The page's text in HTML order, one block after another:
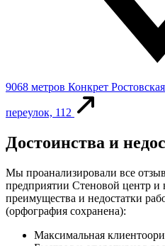
9068 метров Конкрет
переулок, 112
Достоинства и
Мы проанализировали все
предприятии Стеновой центр
преимущества и недостатки
(орфография сохранена):
Максимальная